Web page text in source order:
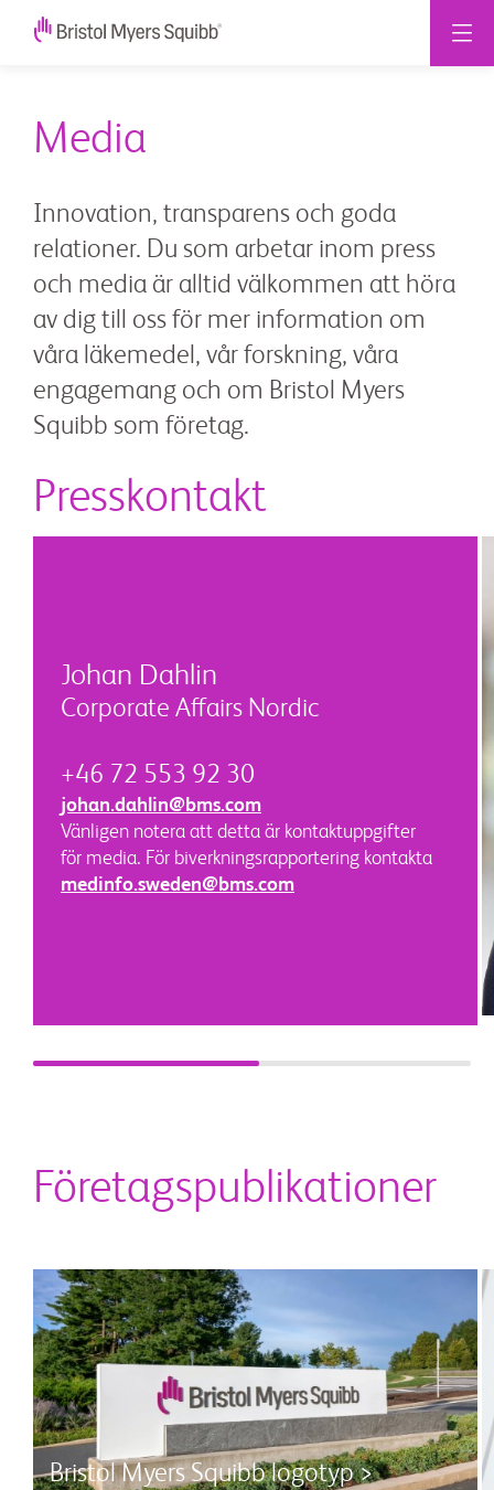
Media
Innovation, transparens och goda
relationer. Du som arbetar inom press
och media är alltid välkommen att höra
av dig till oss för mer information om
våra läkemedel, vår forskning, våra
engagemang och om Bristol Myers
Squibb som företag.
Presskontakt
Johan Dahlin
Corporate Affairs Nordic
+46 72 553 92 30
johan.dahlin@bms.com
Vänligen notera att detta är kontaktuppgifter
för media. För biverkningsrapportering kontakta
medinfo.sweden@bms.com
Företagspublikationer
Bristol Myers Squibb logotyp >